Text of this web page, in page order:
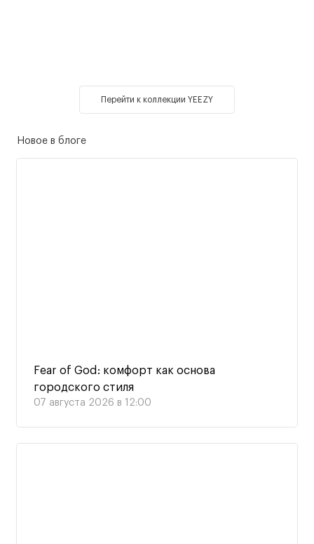
Перейти к коллекции YEEZY
Новое в блоге
Fear of God: комфорт как основа
городского стиля
07 августа 2026 в 12:00